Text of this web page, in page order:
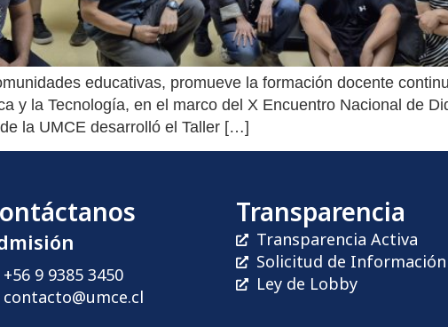
educativas, promueve la formación docente
y la Tecnología, en el marco del X Encuentro Nacional de
la UMCE desarrolló el Taller […]
+56 9 9385 3450
contacto@umce.cl
Transparencia
Transparencia Activa
Solicitud de Información
Ley de Lobby